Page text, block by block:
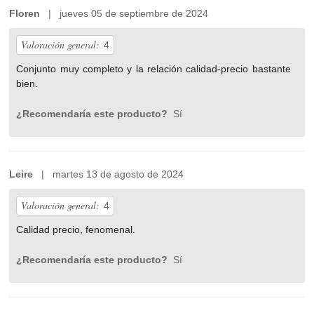
Floren | jueves 05 de septiembre de 2024
Valoración general: 4
Conjunto muy completo y la relación calidad-precio bastante
bien.
¿Recomendaría este producto? Sí
Leire | martes 13 de agosto de 2024
Valoración general: 4
Calidad precio, fenomenal.
¿Recomendaría este producto? Sí